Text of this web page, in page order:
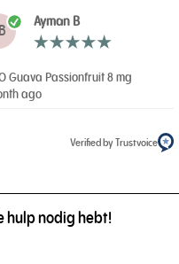
Ayman B
Guava Passionfruit 8 mg
ago
Verified by Trustvoice
hulp nodig hebt!